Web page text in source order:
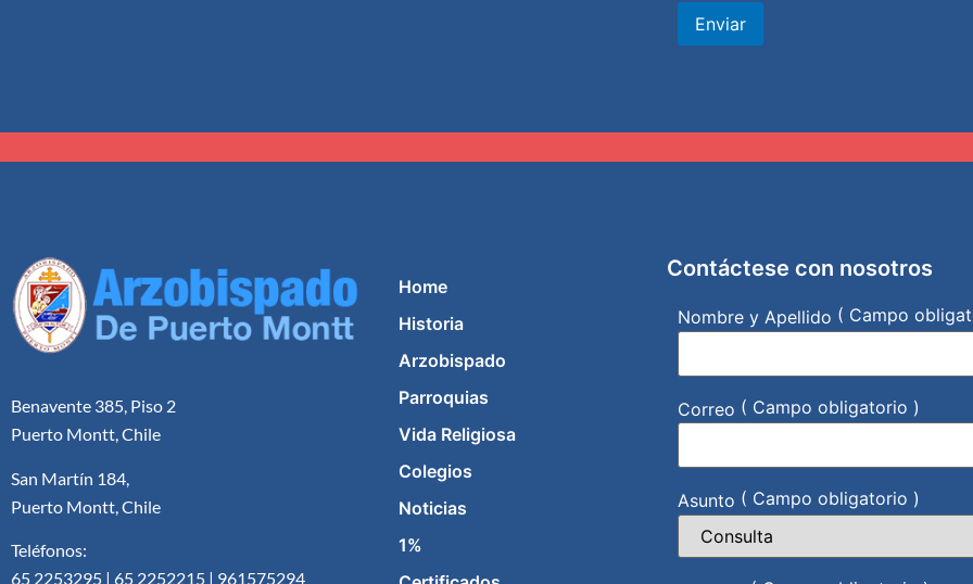
Enviar
Benavente 385, Piso 2
Puerto Montt, Chile
San Martín 184,
Puerto Montt, Chile
Teléfonos:
65 2253295 | 65 2252215 | 961575294
Home
Historia
Arzobispado
Parroquias
Vida Religiosa
Colegios
Noticias
1%
Contáctese con nosotros
Nombre y Apellido ( Campo
Correo ( Campo obligatorio )
Asunto ( Campo obligatorio )